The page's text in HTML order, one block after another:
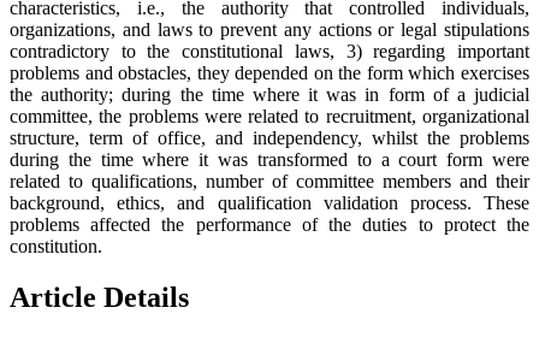
characteristics, i.e., the authority that controlled individuals,
organizations, and laws to prevent any actions or legal stipulations
contradictory to the constitutional laws, 3) regarding important
problems and obstacles, they depended on the form which exercises
the authority; during the time where it was in form of a judicial
committee, the problems were related to recruitment, organizational
structure, term of office, and independency, whilst the problems
during the time where it was transformed to a court form were
related to qualifications, number of committee members and their
background, ethics, and qualification validation process. These
problems affected the performance of the duties to protect the
constitution.
Article Details